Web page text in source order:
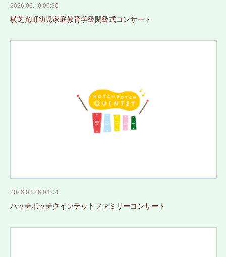
2026.06.10 00:30
横芝光町幼児家庭教育学級閉級式コンサート
2026.03.26 08:04
ハッチポッチクインテットファミリーコンサート